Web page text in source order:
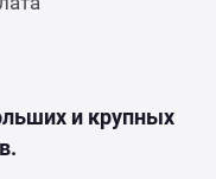
и крупных